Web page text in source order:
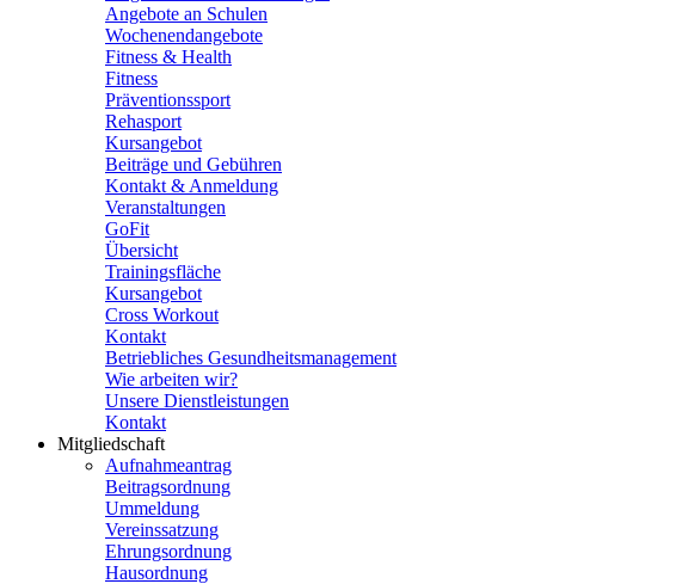
Angebote an Schulen
Wochenendangebote
Fitness & Health
Fitness
Präventionssport
Rehasport
Kursangebot
Beiträge und Gebühren
Kontakt & Anmeldung
Veranstaltungen
GoFit
Übersicht
Trainingsfläche
Kursangebot
Cross Workout
Kontakt
Betriebliches Gesundheitsmanagement
Wie arbeiten wir?
Unsere Dienstleistungen
Kontakt
Mitgliedschaft
Aufnahmeantrag
Beitragsordnung
Ummeldung
Vereinssatzung
Ehrungsordnung
Hausordnung